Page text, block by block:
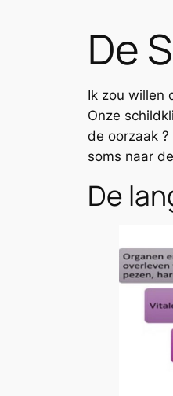
De
Ik zou willen
Onze
de oorzaak
soms naar
De